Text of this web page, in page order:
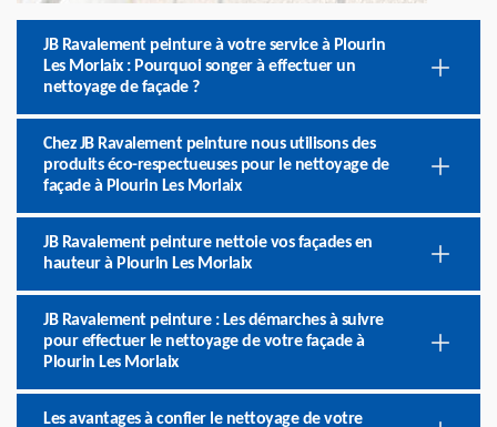
JB Ravalement peinture à votre service à Plourin
Les Morlaix : Pourquoi songer à effectuer un
nettoyage de façade ?
Chez JB Ravalement peinture nous utilisons des
produits éco-respectueuses pour le nettoyage de
façade à Plourin Les Morlaix
JB Ravalement peinture nettoie vos façades en
hauteur à Plourin Les Morlaix
JB Ravalement peinture : Les démarches à suivre
pour effectuer le nettoyage de votre façade à
Plourin Les Morlaix
Les avantages à confier le nettoyage de votre